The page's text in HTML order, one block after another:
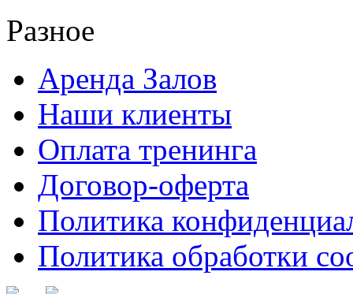
Разное
Аренда Залов
Наши клиенты
Оплата тренинга
Договор-оферта
Политика
Политика обработки